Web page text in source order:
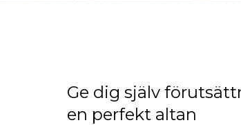
Ge dig själv
en perfekt altan